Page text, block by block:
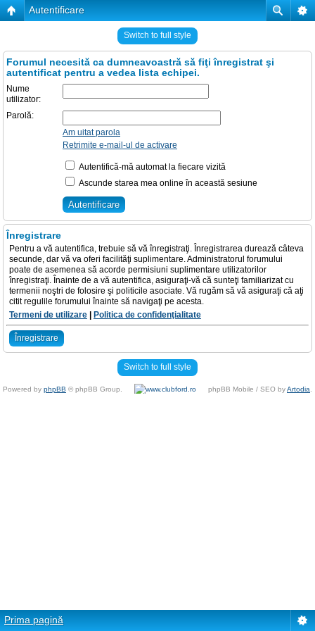
Autentificare
Switch to full style
Forumul necesită ca dumneavoastră să fiţi înregistrat şi
autentificat pentru a vedea lista echipei.
Nume
utilizator:
Parolă:
Am uitat parola
Retrimite e-mail-ul de activare
Autentifică-mă automat la fiecare vizită
Ascunde starea mea online în această sesiune
Înregistrare
Pentru a vă autentifica, trebuie să vă înregistraţi. Înregistrarea durează câteva
secunde, dar vă va oferi facilităţi suplimentare. Administratorul forumului
poate de asemenea să acorde permisiuni suplimentare utilizatorilor
înregistraţi. Înainte de a vă autentifica, asiguraţi-vă că sunteţi familiarizat cu
termenii noştri de folosire şi politicile asociate. Vă rugăm să vă asiguraţi că aţi
citit regulile forumului înainte să navigaţi pe acesta.
Termeni de utilizare
Politica de confidenţialitate
Înregistrare
Switch to full style
Powered by phpBB © phpBB Group. phpBB Mobile / SEO byArtodia
Prima pagină